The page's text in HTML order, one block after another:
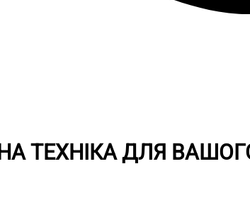
ТЕХНІКА ДЛЯ